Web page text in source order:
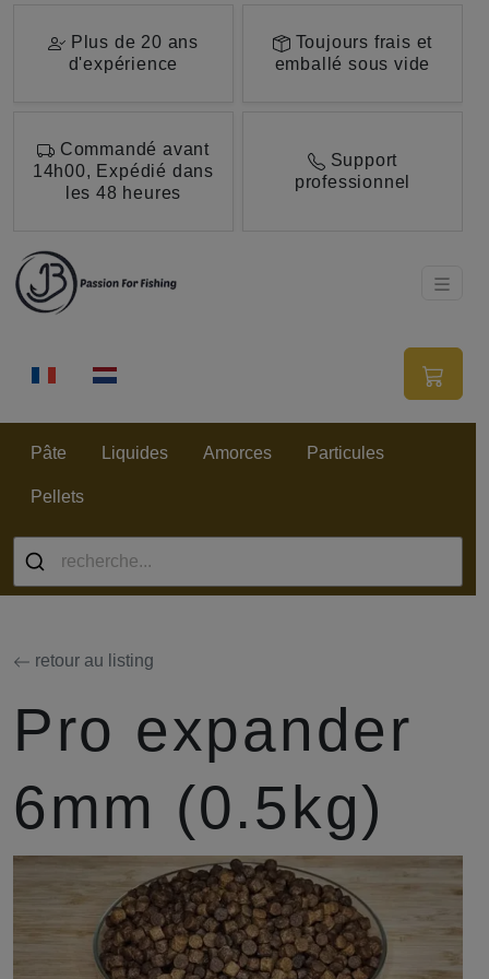
Plus de 20 ans
d'expérience
Toujours frais et
emballé sous vide
Commandé avant
14h00, Expédié dans
les 48 heures
Support
professionnel
Pâte Liquides Amorces Particules
Pellets
retour au listing
Pro expander
6mm (0.5kg)